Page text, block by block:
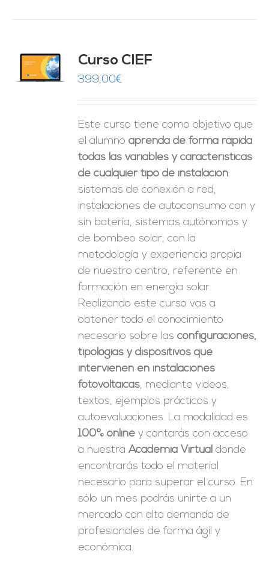
Curso CIEF
399,00€
Este curso tiene como objetivo que
el alumnoaprenda de forma rápida
todas las variables y características
de cualquier tipo de instalación:
sistemas de conexión a red,
instalaciones de autoconsumo con y
sin batería, sistemas autónomos y
de bombeo solar, con la
metodología y experiencia propia
de nuestro centro, referente en
formación en energía solar.
Realizando este curso vas a
obtener todo el conocimiento
necesario sobre lasconfiguraciones,
tipologías y dispositivos que
intervienen en instalaciones
fotovoltaicas, mediante videos,
textos, ejemplos prácticos y
autoevaluaciones. La modalidad es
100% online y contarás con acceso
a nuestraAcademia Virtual donde
encontrarás todo el material
necesario para superar el curso. En
sólo un mes podrás unirte a un
mercado con alta demanda de
profesionales de forma ágil y
económica.